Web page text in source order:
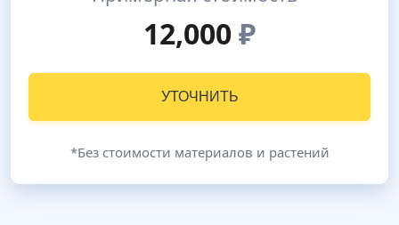
12,000₽
УТОЧНИТЬ
*Без стоимости материалов и растений